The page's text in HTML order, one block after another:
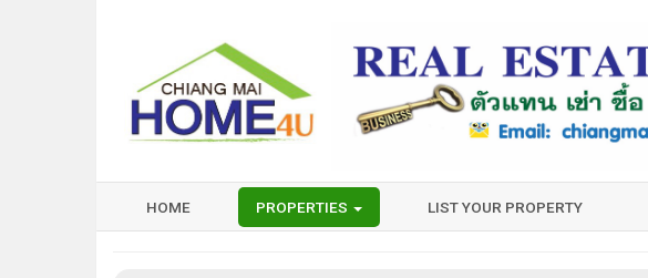
HOME PROPERTIES LIST YOUR PROPERTY